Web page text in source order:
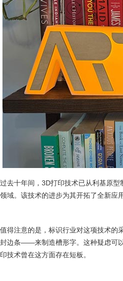
过去十年间，3D打印技术已从利基原
领域。该技术的进步为其开拓了全新应
值得注意的是，标识行业对这项技术
封边条——来制造槽形字。这种疑虑可
印技术曾在这方面存在短板。